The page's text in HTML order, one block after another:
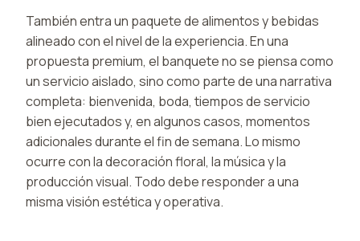
También entra un paquete de alimentos y bebidas
alineado con el nivel de la experiencia. En una
propuesta premium, el banquete no se piensa como
un servicio aislado, sino como parte de una narrativa
completa: bienvenida, boda, tiempos de servicio
bien ejecutados y, en algunos casos, momentos
adicionales durante el fin de semana. Lo mismo
ocurre con la decoración floral, la música y la
producción visual. Todo debe responder a una
misma visión estética y operativa.